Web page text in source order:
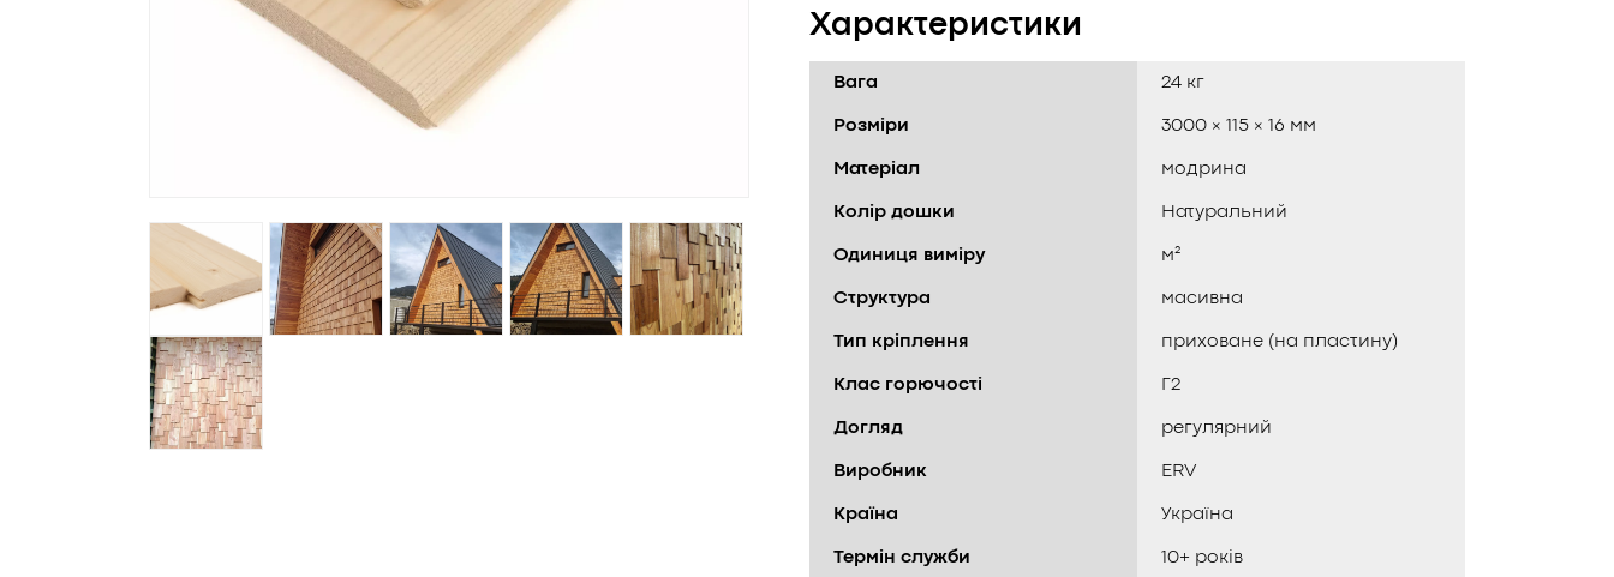
Характеристики
Вага 24 кг
Розміри 3000 × 115 × 16 мм
Матеріал модрина
Колір дошки Натуральний
Одиниця виміру м²
Структура масивна
Тип кріплення приховане (на пластину)
Клас горючості Г2
Догляд регулярний
Виробник ERV
Країна Україна
Термін служби 10+ років